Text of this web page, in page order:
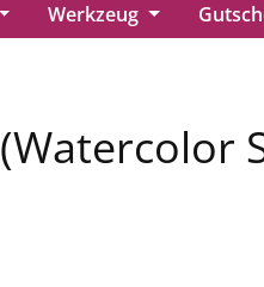
Werkzeug